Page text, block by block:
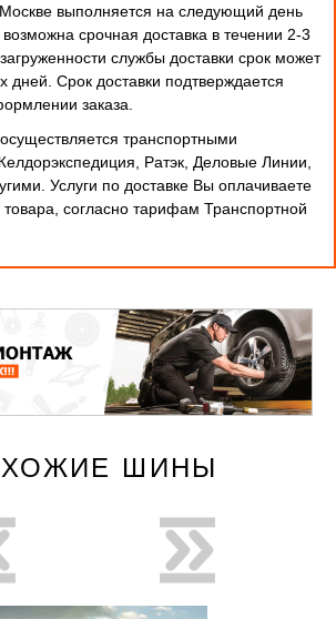
выполняется на следующий день
срочная доставка в течении 2-3
службы доставки срок может
дней. Cрок доставки подтверждается
заказа.
транспортными
Ратэк, Деловые Линии,
Услуги по доставке Вы оплачиваете
согласно тарифам Транспортной
ШИНЫ